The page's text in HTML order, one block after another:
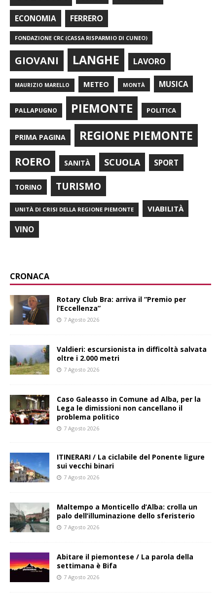
ECONOMIA FERRERO
FONDAZIONE CRC (CASSA RISPARMIO DI CUNEO)
GIOVANI LANGHE LAVORO
MAURIZIO MARELLO METEO MONTÀ MUSICA
PALLAPUGNO PIEMONTE POLITICA
PRIMA PAGINA REGIONE PIEMONTE
ROERO SANITÀ SCUOLA SPORT
TORINO TURISMO
UNITÀ DI CRISI DELLA REGIONE PIEMONTE VIABILITÀ
VINO
CRONACA
Rotary Club Bra: arriva il “Premio per
l’Eccellenza”
7 Agosto 2026
Valdieri: escursionista in difficoltà salvata
oltre i 2.000 metri
7 Agosto 2026
Caso Galeasso in Comune ad Alba, per la
Lega le dimissioni non cancellano il
problema politico
7 Agosto 2026
ITINERARI / La ciclabile del Ponente ligure
sui vecchi binari
7 Agosto 2026
Maltempo a Monticello d’Alba: crolla un
palo dell’illuminazione dello sferisterio
7 Agosto 2026
Abitare il piemontese / La parola della
settimana è Bifa
7 Agosto 2026